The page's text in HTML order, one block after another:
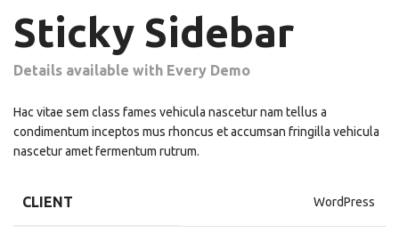
Sticky Sidebar
Details available with Every Demo
Hac vitae sem class fames vehicula nascetur nam tellus a
condimentum inceptos mus rhoncus et accumsan fringilla vehicula
nascetur amet fermentum rutrum.
CLIENT WordPress